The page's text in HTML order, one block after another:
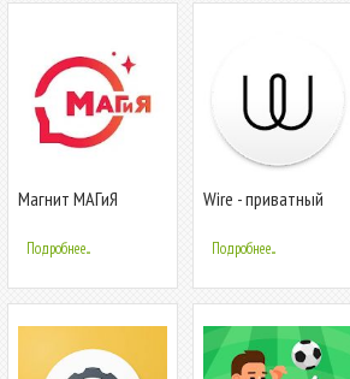
Магнит МАГиЯ
Подробнее...
Wire - приватный
Подробнее...